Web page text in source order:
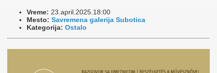
Vreme: 23.april.2025.18:00
Mesto: Savremena galerija Subotica
Kategorija: Ostalo